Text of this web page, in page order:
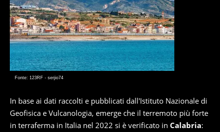
Fonte: 123RF - serjio74
In base ai dati raccolti e pubblicati dall'Istituto Nazionale di
Geofisica e Vulcanologia, emerge che il terremoto più forte
in terraferma in Italia nel 2022 si è verificato in Calabria: